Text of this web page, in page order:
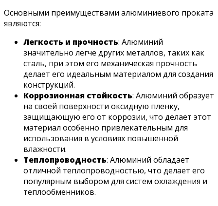
Основными преимуществами алюминиевого проката
являются:
Легкость и прочность: Алюминий
значительно легче других металлов, таких как
сталь, при этом его механическая прочность
делает его идеальным материалом для создания
конструкций.
Коррозионная стойкость: Алюминий образует
на своей поверхности оксидную пленку,
защищающую его от коррозии, что делает этот
материал особенно привлекательным для
использования в условиях повышенной
влажности.
Теплопроводность: Алюминий обладает
отличной теплопроводностью, что делает его
популярным выбором для систем охлаждения и
теплообменников.